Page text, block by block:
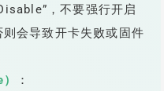
，不要强行开启
会导致开卡失败或固件
：